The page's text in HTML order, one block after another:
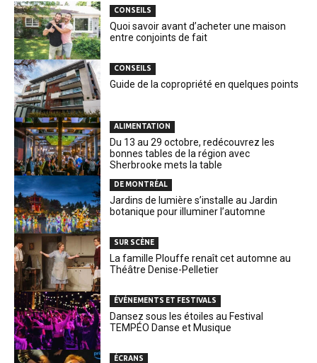
CONSEILS
Quoi savoir avant d’acheter une maison
entre conjoints de fait
CONSEILS
Guide de la copropriété en quelques points
ALIMENTATION
Du 13 au 29 octobre, redécouvrez les
bonnes tables de la région avec
Sherbrooke mets la table
DE MONTRÉAL
Jardins de lumière s’installe au Jardin
botanique pour illuminer l’automne
SUR SCÈNE
La famille Plouffe renaît cet automne au
Théâtre Denise-Pelletier
ÉVÉNEMENTS ET FESTIVALS
Dansez sous les étoiles au Festival
TEMPÉO Danse et Musique
ÉCRANS